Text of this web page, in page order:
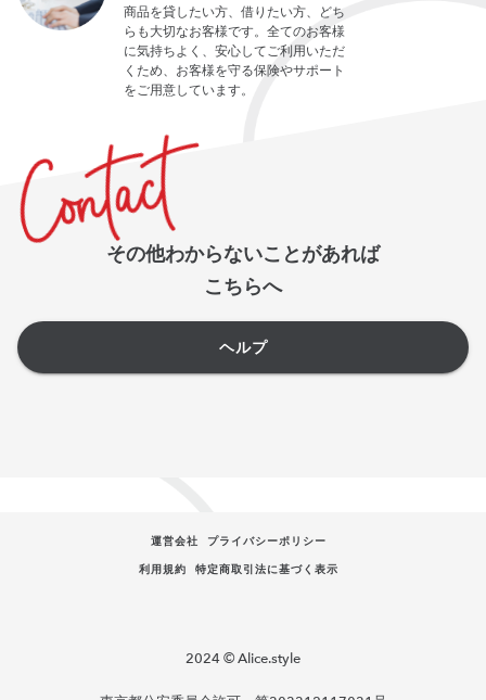
商品を貸したい方、借りたい方、どち
らも大切なお客様です。全てのお客様
に気持ちよく、安心してご利用いただ
くため、お客様を守る保険やサポート
をご用意しています。
その他わからないことがあれば
こちらへ
ヘルプ
運営会社
プライバシーポリシー
利用規約
特定商取引法に基づく表示
2024 © Alice.style